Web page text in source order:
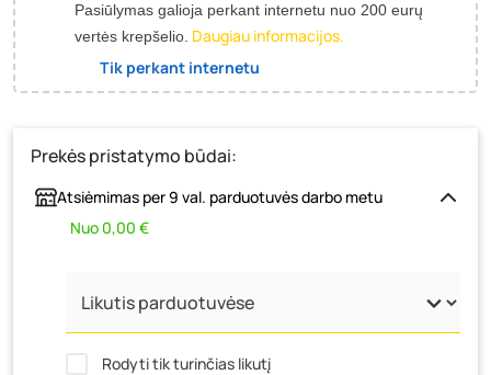
Pasiūlymas galioja perkant internetu nuo 200 eurų
vertės krepšelio. Daugiau informacijos.
Tik perkant internetu
Prekės pristatymo būdai:
Atsiėmimas per 9 val. parduotuvės darbo metu
Nuo 0,00 €
Rodyti tik turinčias likutį